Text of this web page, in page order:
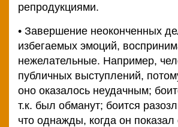
репродукциями.
• Завершение неоконченных
избегаемых эмоций,
нежелательные. Например,
публичных выступлений,
оно оказалось неудачным;
т.к. был обманут; боится
что однажды, когда он показал